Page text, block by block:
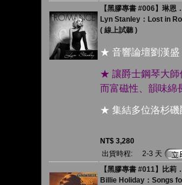
【黑膠專書 #006】琳
Lyn Stanley：Lost in
( 線上試聽 )
★ 音響論壇劉漢盛
★ 讓爵士鋼琴大師
而富磁性、韻味綿
★ 集結多位洛杉磯
NT$ 3,280
出貨時程:
2-3 天
【黑膠專書 #011】比
Billie Holiday：Songs